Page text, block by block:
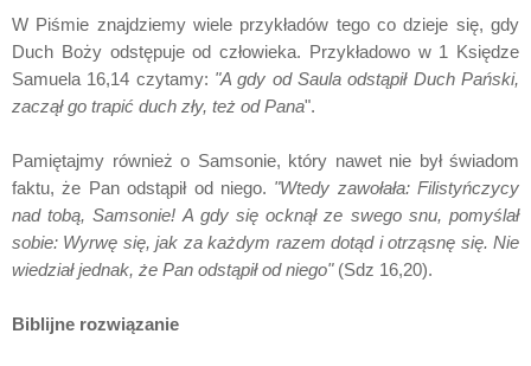
W Piśmie znajdziemy wiele przykładów tego co dzieje się, gdy
Duch Boży odstępuje od człowieka. Przykładowo w 1 Księdze
Samuela 16,14 czytamy: "A gdy od Saula odstąpił Duch Pański,
zaczął go trapić duch zły, też od Pana".
Pamiętajmy również o Samsonie, który nawet nie był świadom
faktu, że Pan odstąpił od niego. "Wtedy zawołała: Filistyńczycy
nad tobą, Samsonie! A gdy się ocknął ze swego snu, pomyślał
sobie: Wyrwę się, jak za każdym razem dotąd i otrząsnę się. Nie
wiedział jednak, że Pan odstąpił od niego" (Sdz 16,20).
Biblijne rozwiązanie